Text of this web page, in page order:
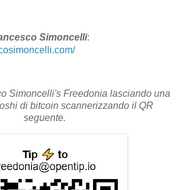
Simoncelli:
Simoncelli's Freedonia lasciando una
di bitcoin scannerizzando il QR
seguente.